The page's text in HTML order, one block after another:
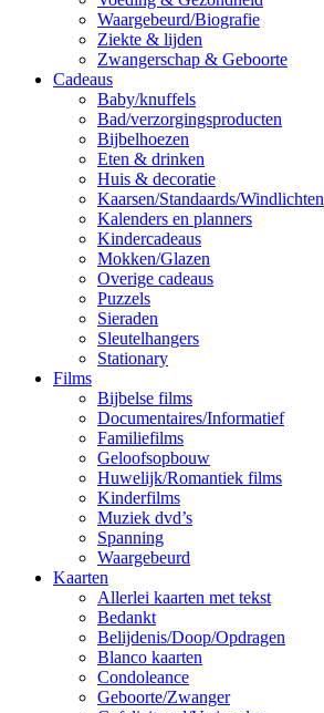
Waargebeurd/Biografie
Ziekte & lijden
Zwangerschap & Geboorte
Cadeaus
Baby/knuffels
Bad/verzorgingsproducten
Bijbelhoezen
Eten & drinken
Huis & decoratie
Kaarsen/Standaards/Windlichten
Kalenders en planners
Kindercadeaus
Mokken/Glazen
Overige cadeaus
Puzzels
Sieraden
Sleutelhangers
Stationary
Films
Bijbelse films
Documentaires/Informatief
Familiefilms
Geloofsopbouw
Huwelijk/Romantiek films
Kinderfilms
Muziek dvd’s
Spanning
Waargebeurd
Kaarten
Allerlei kaarten met tekst
Bedankt
Belijdenis/Doop/Opdragen
Blanco kaarten
Condoleance
Geboorte/Zwanger